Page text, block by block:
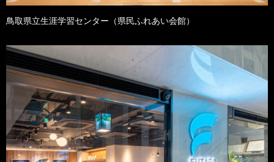
鳥取県立生涯学習センター（県民ふれあい会館）